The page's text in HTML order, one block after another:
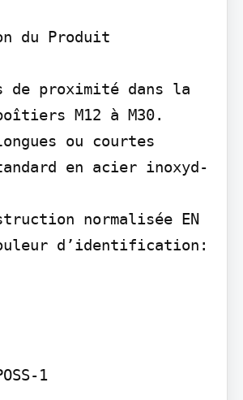
du Produit
de proximité dans la
M12 à M30.
ou courtes
en acier inoxyd-
normalisée EN
d’identification:
1